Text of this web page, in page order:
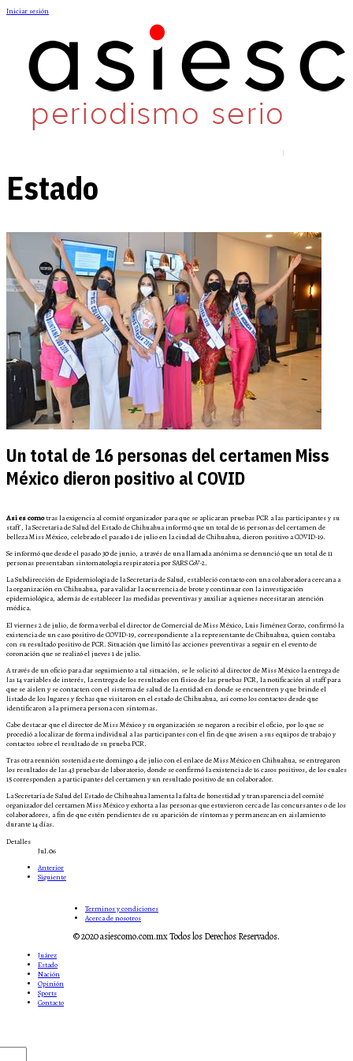
Iniciar sesión
Estado
Un total de 16 personas del certamen Miss
México dieron positivo al COVID
Asi es comotras la exigencia al comité organizador para que se aplicaran pruebas PCR a las participantes y su
staff , la Secretaría de Salud del Estado de Chihuahua informó que un total de 16 personas del certamen de
belleza Miss México, celebrado el pasado 1 de julio en la ciudad de Chihuahua, dieron positivo a COVID-19.
Se informó que desde el pasado 30 de junio, a través de una llamada anónima se denunció que un total de 11
personas presentaban sintomatología respiratoria por SARS CoV-2.
La Subdirección de Epidemiología de la Secretaría de Salud, estableció contacto con una colaboradora cercana a
la organización en Chihuahua, para validar la ocurrencia de brote y continuar con la investigación
epidemiológica, además de establecer las medidas preventivas y auxiliar a quienes necesitaran atención
médica.
El viernes 2 de julio, de forma verbal el director de Comercial de Miss México, Luis Jiménez Corzo, confirmó la
existencia de un caso positivo de COVID-19, correspondiente a la representante de Chihuahua, quien contaba
con su resultado positivo de PCR. Situación que limitó las acciones preventivas a seguir en el evento de
coronación que se realizó el jueves 1 de julio.
A través de un oficio para dar seguimiento a tal situación, se le solicitó al director de Miss México la entrega de
las 14 variables de interés, la entrega de los resultados en físico de las pruebas PCR, la notificación al staff para
que se aíslen y se contacten con el sistema de salud de la entidad en donde se encuentren y que brinde el
listado de los lugares y fechas que visitaron en el estado de Chihuahua, así como los contactos desde que
identificaron a la primera persona con síntomas.
Cabe destacar que el director de Miss México y su organización se negaron a recibir el oficio, por lo que se
procedió a localizar de forma individual a las participantes con el fin de que avisen a sus equipos de trabajo y
contactos sobre el resultado de su prueba PCR.
Tras otra reunión sostenida este domingo 4 de julio con el enlace de Miss México en Chihuahua, se entregaron
los resultados de las 43 pruebas de laboratorio, donde se confirmó la existencia de 16 casos positivos, de los cuales
15 corresponden a participantes del certamen y un resultado positivo de un colaborador.
La Secretaría de Salud del Estado de Chihuahua lamenta la falta de honestidad y transparencia del comité
organizador del certamen Miss México y exhorta a las personas que estuvieron cerca de las concursantes o de los
colaboradores, a fin de que estén pendientes de su aparición de síntomas y permanezcan en aislamiento
durante 14 días.
Detalles
Jul.06
Anterior
Siguiente
Terminos y condiciones
Acerca de nosotros
© 2020 asiescomo.com.mx Todos los Derechos Reservados.
Juárez
Estado
Nación
Opinión
Sports
Contacto